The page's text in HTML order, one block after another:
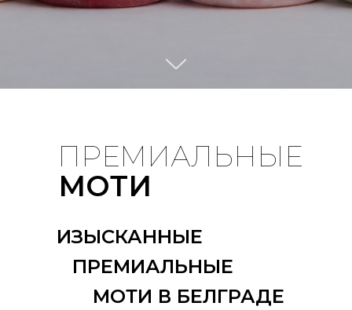
ПРЕМИАЛЬНЫЕ
МОТИ
ИЗЫСКАННЫЕ
ПРЕМИАЛЬНЫЕ
МОТИ В БЕЛГРАДЕ